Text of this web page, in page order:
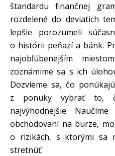
štandardu finančnej
rozdelené do deviatich
lepšie porozumeli
o histórii peňazí a bánk.
najobľúbenejším
zoznámime sa s ich
Dozvieme sa, čo
z ponuky vybrať to,
najvýhodnejšie.
obchodovaní na burze,
o rizikách, s ktorými sa
stretnúť.